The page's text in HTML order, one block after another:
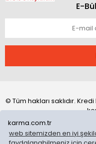
karma.com.tr
web sitemizden en iyi
E-
© Tüm hakları saklıdır.